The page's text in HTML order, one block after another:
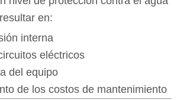
en:
interna
eléctricos
del equipo
de los costos de mantenimiento